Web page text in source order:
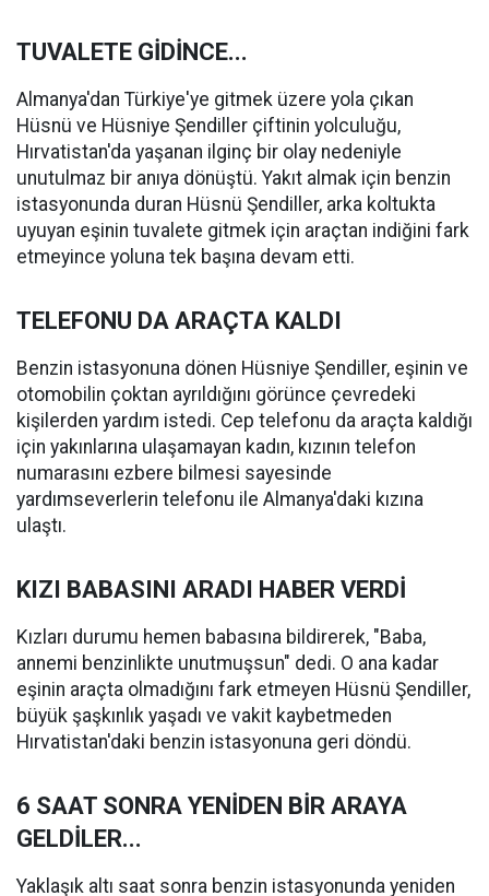
TUVALETE GİDİNCE...
Almanya'dan Türkiye'ye gitmek üzere yola çıkan
Hüsnü ve Hüsniye Şendiller çiftinin yolculuğu,
Hırvatistan'da yaşanan ilginç bir olay nedeniyle
unutulmaz bir anıya dönüştü. Yakıt almak için benzin
istasyonunda duran Hüsnü Şendiller, arka koltukta
uyuyan eşinin tuvalete gitmek için araçtan indiğini fark
etmeyince yoluna tek başına devam etti.
TELEFONU DA ARAÇTA KALDI
Benzin istasyonuna dönen Hüsniye Şendiller, eşinin ve
otomobilin çoktan ayrıldığını görünce çevredeki
kişilerden yardım istedi. Cep telefonu da araçta kaldığı
için yakınlarına ulaşamayan kadın, kızının telefon
numarasını ezbere bilmesi sayesinde
yardımseverlerin telefonu ile Almanya'daki kızına
ulaştı.
KIZI BABASINI ARADI HABER VERDİ
Kızları durumu hemen babasına bildirerek, "Baba,
annemi benzinlikte unutmuşsun" dedi. O ana kadar
eşinin araçta olmadığını fark etmeyen Hüsnü Şendiller,
büyük şaşkınlık yaşadı ve vakit kaybetmeden
Hırvatistan'daki benzin istasyonuna geri döndü.
6 SAAT SONRA YENİDEN BİR ARAYA
GELDİLER...
Yaklaşık altı saat sonra benzin istasyonunda yeniden